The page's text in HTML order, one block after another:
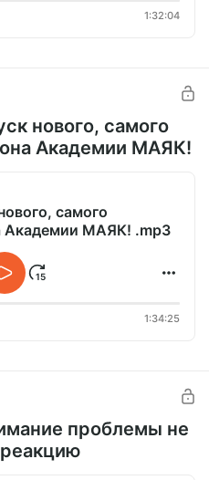
1:32:04
нового, самого
Академии МАЯК!
самого
Академии МАЯК! .mp3
1:34:25
проблемы не